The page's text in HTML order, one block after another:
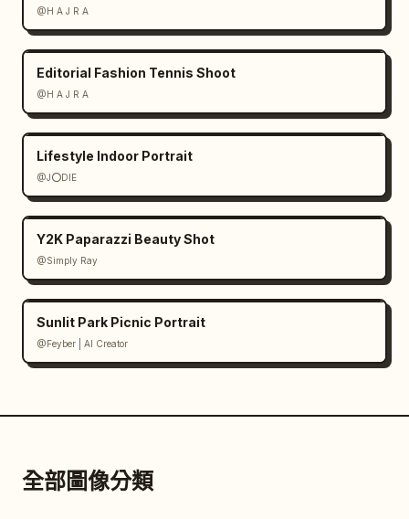
@H A J R A
Editorial Fashion Tennis Shoot
@H A J R A
Lifestyle Indoor Portrait
@J⭕DIE
Y2K Paparazzi Beauty Shot
@Simply Ray
Sunlit Park Picnic Portrait
@Feyber | AI Creator
全部圖像分類